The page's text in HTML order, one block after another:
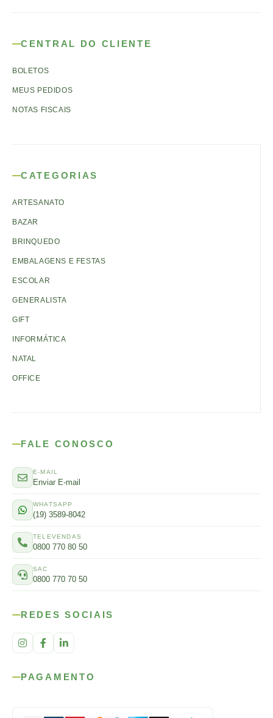
CENTRAL DO CLIENTE
BOLETOS
MEUS PEDIDOS
NOTAS FISCAIS
CATEGORIAS
ARTESANATO
BAZAR
BRINQUEDO
EMBALAGENS E FESTAS
ESCOLAR
GENERALISTA
GIFT
INFORMÁTICA
NATAL
OFFICE
FALE CONOSCO
E-MAIL
Enviar E-mail
WHATSAPP
(19) 3589-8042
TELEVENDAS
0800 770 80 50
SAC
0800 770 70 50
REDES SOCIAIS
PAGAMENTO